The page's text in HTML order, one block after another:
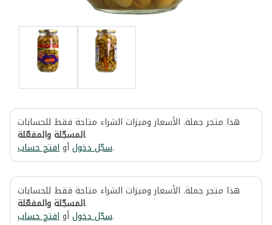
هذا متجر جملة. الأسعار وميزات الشراء متاحة فقط للحسابات
المسجّلة والمفعّلة.
سجّل دخولأوافتح حساب .
هذا متجر جملة. الأسعار وميزات الشراء متاحة فقط للحسابات
المسجّلة والمفعّلة.
سجّل دخولأوافتح حساب .